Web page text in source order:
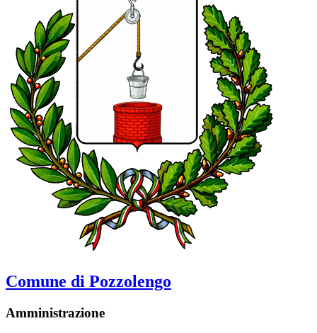
Comune di Pozzolengo
Amministrazione